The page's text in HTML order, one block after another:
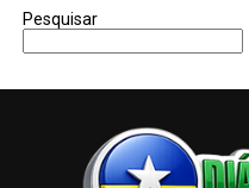
Pesquisar